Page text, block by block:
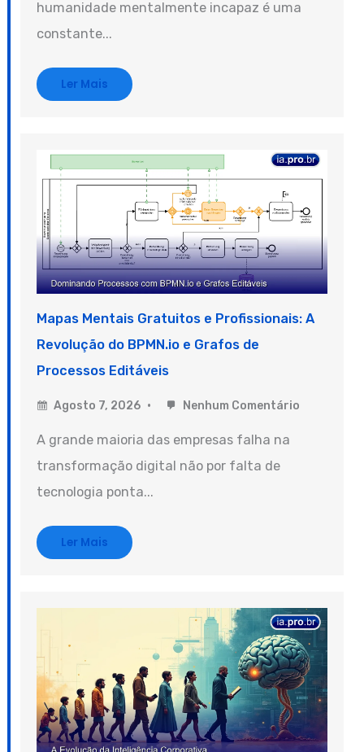
humanidade mentalmente incapaz é uma
constante...
Ler Mais
Mapas Mentais Gratuitos e Profissionais: A
Revolução do BPMN.io e Grafos de
Processos Editáveis
Agosto 7, 2026 Nenhum Comentário
A grande maioria das empresas falha na
transformação digital não por falta de
tecnologia ponta...
Ler Mais